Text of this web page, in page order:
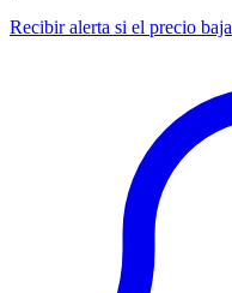
Recibir alerta si el precio baja